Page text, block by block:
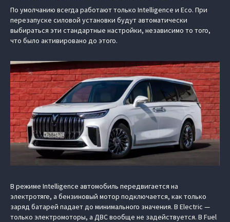
По умолчанию всегда работают только Intelligence и Eco. При
перезапуске силовой установки будут автоматически
выбираться эти стандартные настройки, независимо то того,
что было активировано до этого.
В режиме Intelligence автомобиль передвигается на
электротяге, а бензиновый мотор подключается, как только
заряд батарей падает до минимального значения. В Electric —
только электромоторы, а ДВС вообще не задействуется. В Fuel